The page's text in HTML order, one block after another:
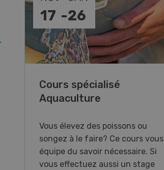
17 -26
Cours spécialisé
Aquaculture
Vous élevez des poissons ou
songez à le faire? Ce cours vous
équipe du savoir nécessaire. Si
vous effectuez aussi un stage